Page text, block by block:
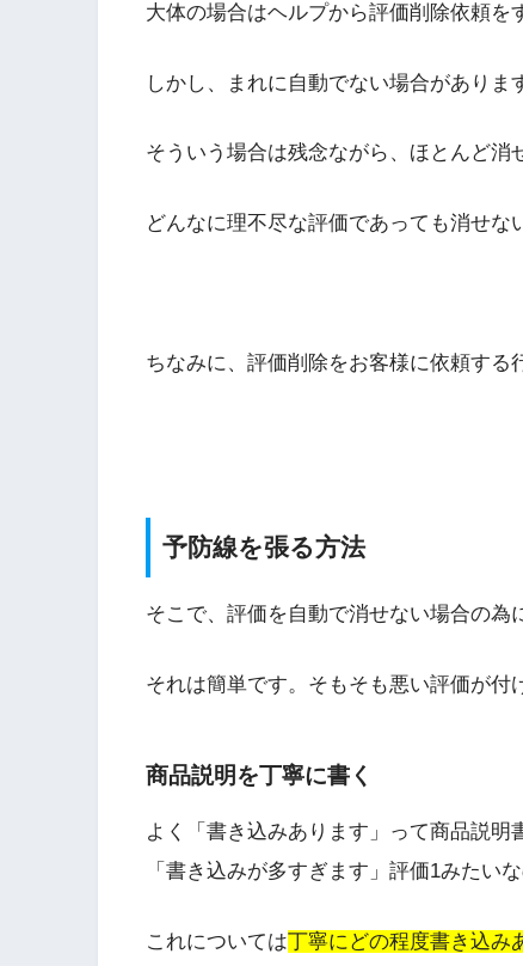
大体の場合はヘルプから評価削除依頼を
しかし、まれに自動でない場合がありま
そういう場合は残念ながら、ほとんど消
どんなに理不尽な評価であっても消せな
ちなみに、 評価削除をお客様に依頼する
予防線を張る方法
そこで、評価を自動で消せない場合の為
それは簡単です。そもそも悪い評価が付
商品説明を丁寧に書く
よく「書き込みあります」って商品説明
「書き込みが多すぎます」評価1みたい
これについては丁寧にどの程度書き込み